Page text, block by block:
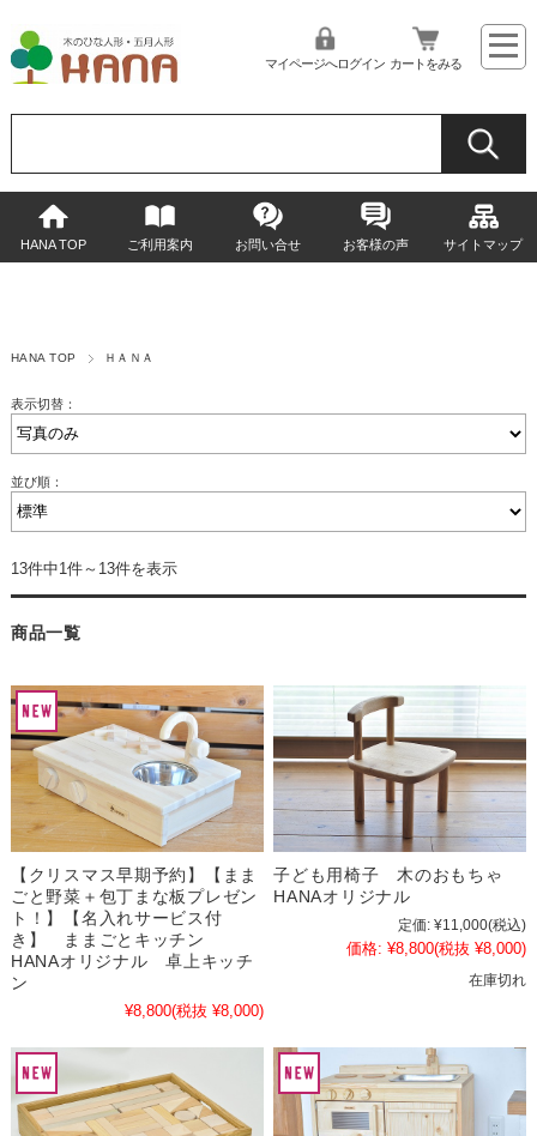
マイページへログイン カートをみる
HANA TOP ご利用案内 お問い合せ お客様の声 サイトマップ
HANA TOP ＨＡＮＡ
表示切替：
並び順：
13件中1件～13件を表示
商品一覧
【クリスマス早期予約】【まま
ごと野菜＋包丁まな板プレゼン
ト！】【名入れサービス付
き】 ままごとキッチン
HANAオリジナル 卓上キッチ
ン
¥8,800(税抜 ¥8,000)
子ども用椅子 木のおもちゃ
HANAオリジナル
定価: ¥11,000(税込)
価格: ¥8,800(税抜 ¥8,000)
在庫切れ